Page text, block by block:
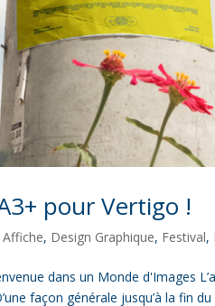
pour Vertigo !
Affiche, Design Graphique, Festival,
dans un Monde d'Images
façon générale jusqu’à la fin